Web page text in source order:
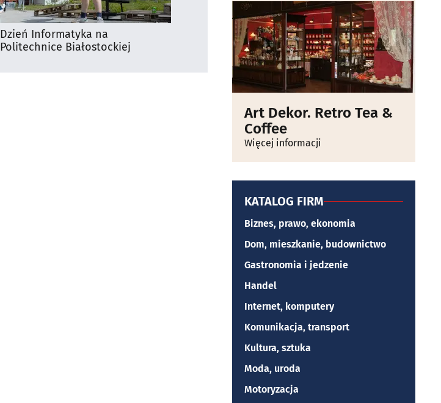
Dzień Informatyka na
Politechnice Białostockiej
Art Dekor. Retro Tea &
Coffee
Więcej informacji
KATALOG FIRM
Biznes, prawo, ekonomia
Dom, mieszkanie, budownictwo
Gastronomia i jedzenie
Handel
Internet, komputery
Komunikacja, transport
Kultura, sztuka
Moda, uroda
Motoryzacja